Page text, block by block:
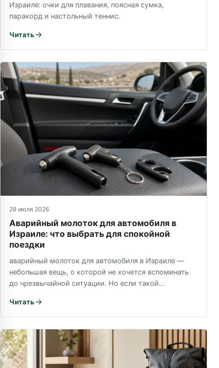
Израиле: очки для плавания, поясная сумка,
паракорд и настольный теннис.
Читать
29 июля 2026
Аварийный молоток для автомобиля в
Израиле: что выбрать для спокойной
поездки
аварийный молоток для автомобиля в Израиле —
небольшая вещь, о которой не хочется вспоминать
до чрезвычайной ситуации. Но если такой
Читать